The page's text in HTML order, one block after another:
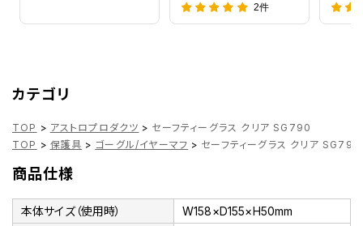
2件
カテゴリ
TOP > アストロプロダクツ > セーフティーグラス クリア SG790
TOP > 保護具 > ゴーグル/イヤーマフ > セーフティーグラス クリア SG790
商品仕様
本体サイズ（使用時）
W158×D155×H50mm